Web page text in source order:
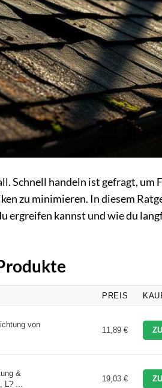
Schnell handeln ist gefragt, um
zu minimieren. In diesem
ergreifen kannst und wie du
PREIS
von
11,89 €
&
...
19,03 €